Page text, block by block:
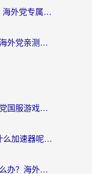
在国外怎么看nba直播网站？海外党专属体育观赛指南，告别地区限制！
国外怎么看手机腾讯视频？海外党亲测有效的追剧加速器选择指南
德国怎么玩最强祖师？海外党国服游戏加速器选择全攻略（附宝可梦Online实测）
在国外玩QQ飞车需要下载什么加速器呢？海外党亲测有效的国服游戏加速指南
雪糕工厂国外玩延迟很高怎么办？海外玩家国服游戏加速终极攻略（附实测推荐）